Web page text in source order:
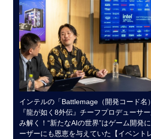
インテルの「Battlemage（開発コード名
『龍が如く8外伝』チーフプロデューサ
み解く！“新たなAIの世界”はゲーム開発
ーザーにも恩恵を与えていた【イベント